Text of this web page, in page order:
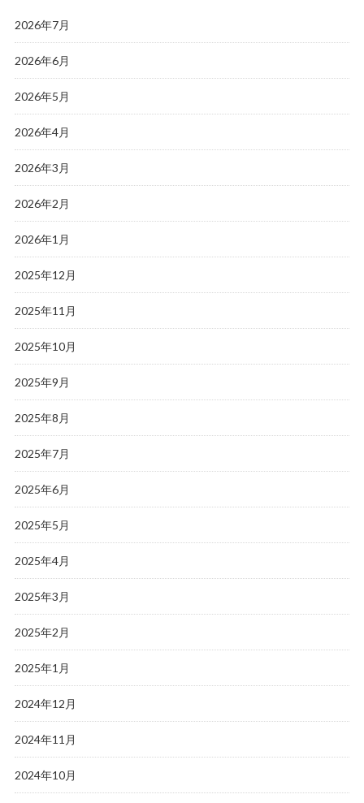
2026年7月
2026年6月
2026年5月
2026年4月
2026年3月
2026年2月
2026年1月
2025年12月
2025年11月
2025年10月
2025年9月
2025年8月
2025年7月
2025年6月
2025年5月
2025年4月
2025年3月
2025年2月
2025年1月
2024年12月
2024年11月
2024年10月